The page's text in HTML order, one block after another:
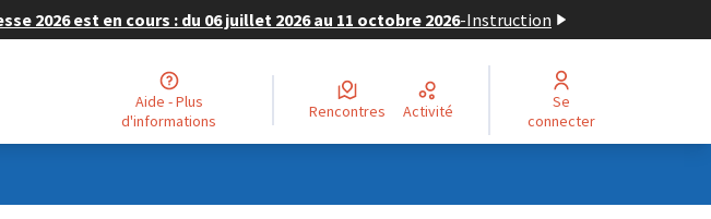
2026 est en cours : du 06 juillet 2026 au 11 octobre 2026-Instruction
Aide - Plus
d'informations
Rencontres Activité
Se
connecter